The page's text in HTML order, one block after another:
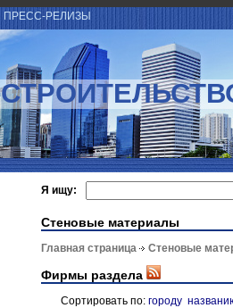
ПРЕСС-РЕЛИЗЫ
Я ищу:
Стеновые материалы
Главная страница Стеновые
Фирмы раздела
Сортировать по: городу